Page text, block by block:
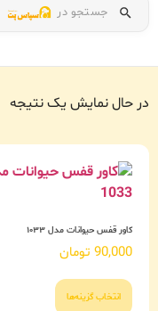
جستجو در
در حال نمایش یک نتیجه
کاور قفس حیوانات مدل ۱۰۳۳
90,000 تومان
انتخاب گزینه‌ها